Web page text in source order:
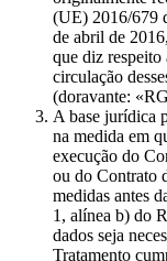
(UE) 2016/679
de abril de
que diz respeito
circulação
(doravante:
A base jurídica
na medida em
execução do
ou do Contrato
medidas antes
1, alínea b) do
dados seja
Tratamento